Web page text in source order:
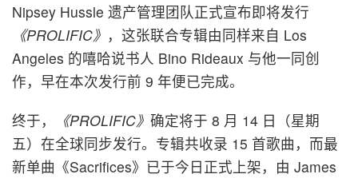
Nipsey Hussle 遗产管理团队正式宣布即将发行
《PROLIFIC》 ，这张联合专辑由同样来自 Los
Angeles 的嘻哈说书人 Bino Rideaux 与他一同创
作，早在本次发行前 9 年便已完成。
终于，
《PROLIFIC》 确定将于 8 月 14 日（星期
五）在全球同步发行。专辑共收录 15 首歌曲，而最
新单曲《Sacrifices》已于今日正式上架，由 James